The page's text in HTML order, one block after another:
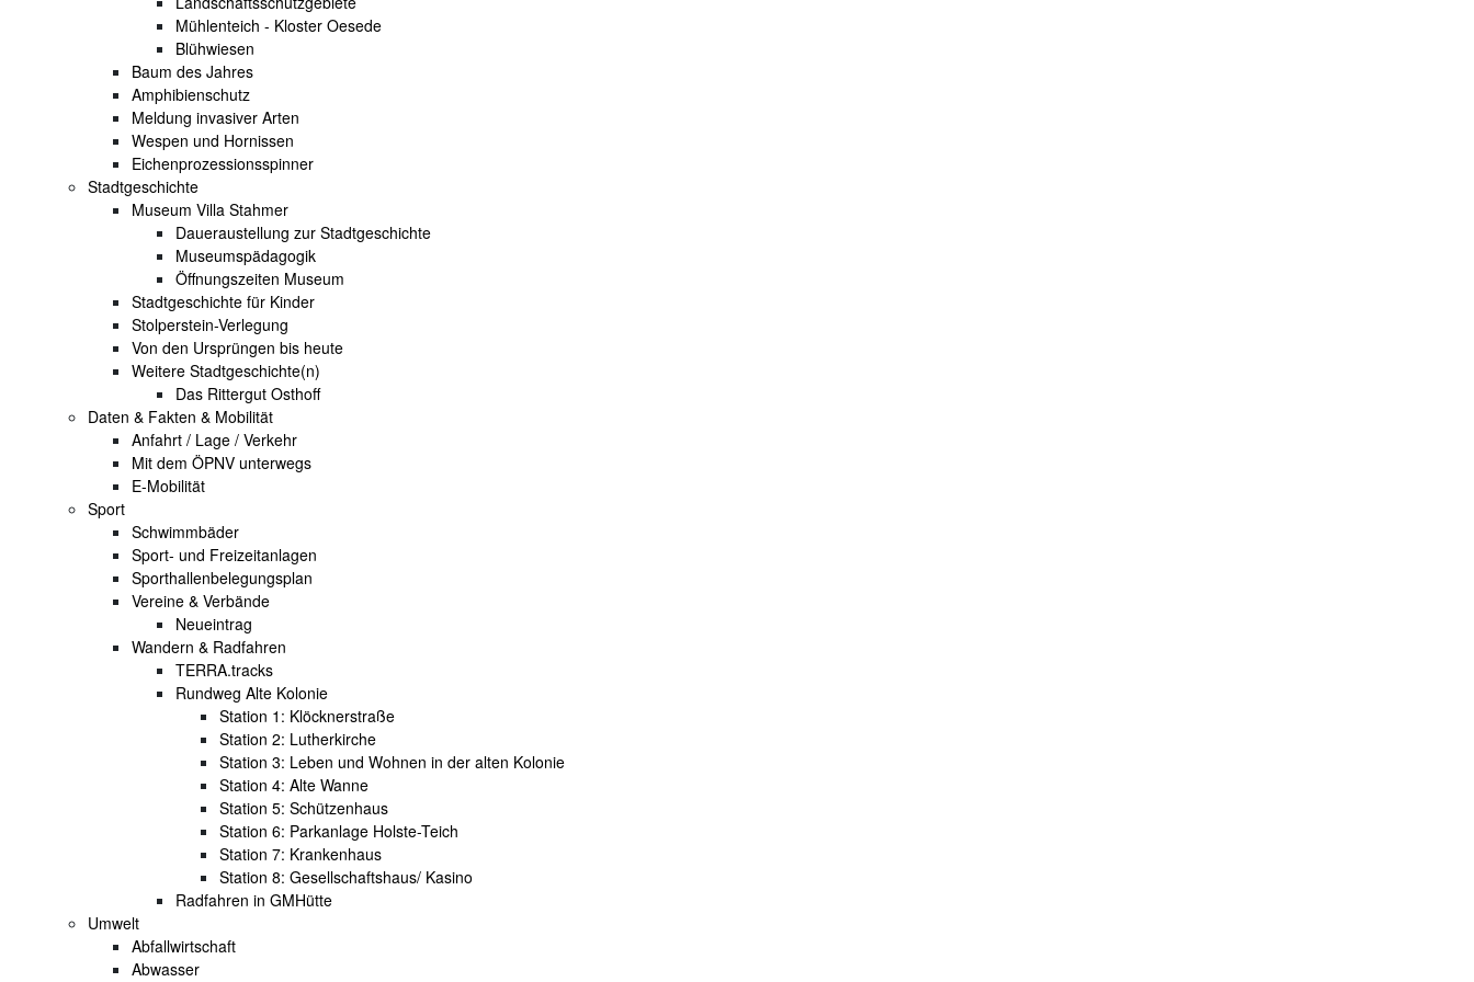
Mühlenteich - Kloster Oesede
Blühwiesen
Baum des Jahres
Amphibienschutz
Meldung invasiver Arten
Wespen und Hornissen
Eichenprozessionsspinner
Stadtgeschichte
Museum Villa Stahmer
Daueraustellung zur Stadtgeschichte
Museumspädagogik
Öffnungszeiten Museum
Stadtgeschichte für Kinder
Stolperstein-Verlegung
Von den Ursprüngen bis heute
Weitere Stadtgeschichte(n)
Das Rittergut Osthoff
Daten & Fakten & Mobilität
Anfahrt / Lage / Verkehr
Mit dem ÖPNV unterwegs
E-Mobilität
Sport
Schwimmbäder
Sport- und Freizeitanlagen
Sporthallenbelegungsplan
Vereine & Verbände
Neueintrag
Wandern & Radfahren
TERRA.tracks
Rundweg Alte Kolonie
Station 1: Klöcknerstraße
Station 2: Lutherkirche
Station 3: Leben und Wohnen in der alten Kolonie
Station 4: Alte Wanne
Station 5: Schützenhaus
Station 6: Parkanlage Holste-Teich
Station 7: Krankenhaus
Station 8: Gesellschaftshaus/ Kasino
Radfahren in GMHütte
Umwelt
Abfallwirtschaft
Abwasser